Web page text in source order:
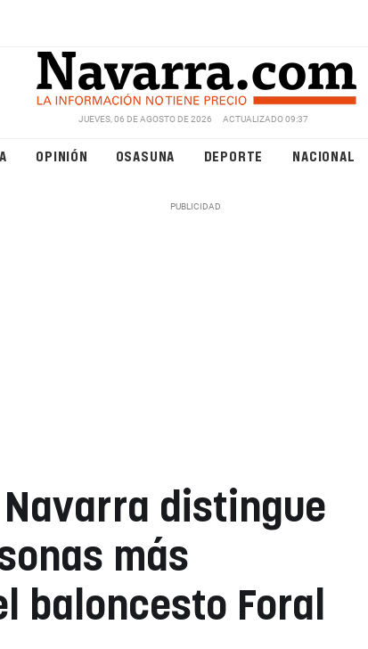
JUEVES, 06 DE AGOSTO DE 2026 ACTUALIZADO 09:37
OPINIÓN OSASUNA DEPORTE NACIONAL
Navarra distingue
más
baloncesto Foral